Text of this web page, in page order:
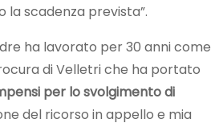
la scadenza prevista”.
ha lavorato per 30 anni come
di Velletri che ha portato
per lo svolgimento di
del ricorso in appello e mia